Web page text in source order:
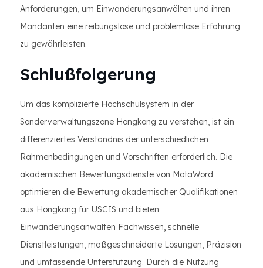
Anforderungen, um Einwanderungsanwälten und ihren
Mandanten eine reibungslose und problemlose Erfahrung
zu gewährleisten.
Schlußfolgerung
Um das komplizierte Hochschulsystem in der
Sonderverwaltungszone Hongkong zu verstehen, ist ein
differenziertes Verständnis der unterschiedlichen
Rahmenbedingungen und Vorschriften erforderlich. Die
akademischen Bewertungsdienste von MotaWord
optimieren die Bewertung akademischer Qualifikationen
aus Hongkong für USCIS und bieten
Einwanderungsanwälten Fachwissen, schnelle
Dienstleistungen, maßgeschneiderte Lösungen, Präzision
und umfassende Unterstützung. Durch die Nutzung